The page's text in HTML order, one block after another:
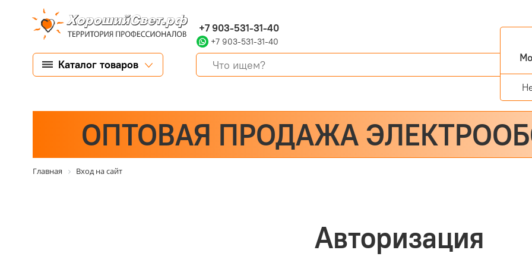
+7 903-531-31-40
+7 903-531-31-40
Каталог товаров
ОПТОВАЯ ПРОДАЖА
Главная Вход на сайт
Авторизация